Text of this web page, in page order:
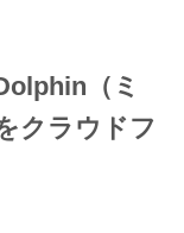
（ミ
クラウドフ